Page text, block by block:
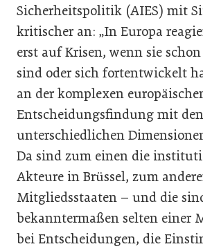
Sicherheitspolitik (AIES) mit
kritischer an: „In Europa
erst auf Krisen, wenn sie
sind oder sich fortentwickelt
an der komplexen
Entscheidungsfindung mit den
unterschiedlichen
Da sind zum einen die
Akteure in Brüssel, zum
Mitgliedsstaaten – und die
bekanntermaßen selten einer
bei Entscheidungen, die